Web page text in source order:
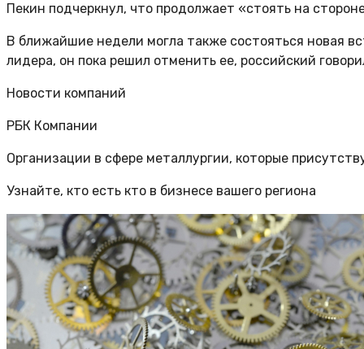
Пекин подчеркнул, что продолжает «стоять на
В ближайшие недели могла также состояться новая
лидера, он пока решил отменить ее, российский
Новости компаний
РБК Компании
Организации в сфере металлургии, которые
Узнайте, кто есть кто в бизнесе вашего региона